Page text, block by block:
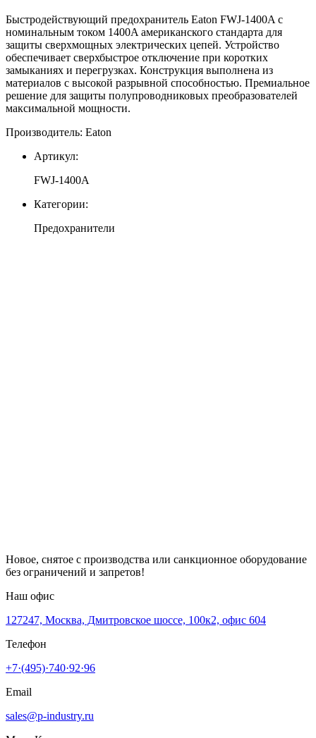
Быстрый
предохранитель
1400A
Быстродействующий предохранитель Eaton FWJ-1400A с
номинальным током 1400A американского стандарта для
защиты сверхмощных электрических цепей. Устройство
обеспечивает сверхбыстрое отключение при коротких
замыканиях и перегрузках. Конструкция выполнена из
материалов с высокой разрывной способностью. Премиальное
решение для защиты полупроводниковых преобразователей
максимальной мощности.
Производитель: Eaton
Артикул:
FWJ-1400A
Категории:
Предохранители
Новое, снятое с производства или санкционное оборудование
без ограничений и запретов!
Наш офис
127247, Москва, Дмитровское шоссе, 100к2, офис 604
Телефон
+7·(495)·740·92·96
Email
sales@p-industry.ru